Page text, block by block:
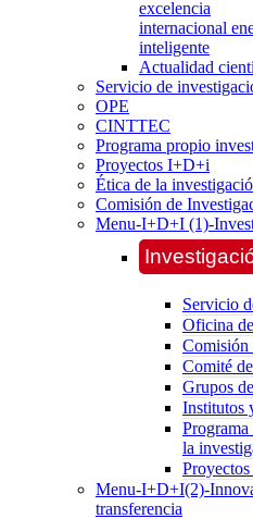
excelencia
internacional
inteligente
Actualidad
Servicio de
OPE
CINTTEC
Programa propio
Proyectos I+D+i
Ética de la
Comisión de
Menu-I+D+I (1)-
Servicio
Oficina
Comisión
Comité
Grupos
Institutos
la
Menu-I+D+I(2)-
transferencia